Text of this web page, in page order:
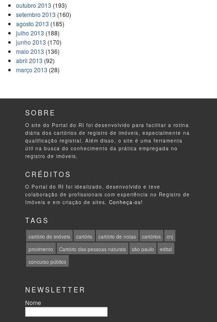
outubro 2013 (193)
setembro 2013 (160)
agosto 2013 (185)
julho 2013 (188)
junho 2013 (170)
maio 2013 (136)
abril 2013 (92)
março 2013 (28)
SOBRE
O site do Portal do RI foi desenvolvido para facilitar a rotina
diária dos cartórios de registro de imóveis, especialmente na
qualificação registral. Além disso, o site é uma ferramenta
útil na busca do conhecimento da prática empregada no
registro de imóveis.
CRÉDITOS
O Portal do RI foi idealizado, desenvolvido e teve
colaboração de profissionais com experiência no Registro de
Imóveis e em criação de sites.Conheça-os!
TAGS
cartório de imóveis cartório cartório de notas cartórios
cnj
provimento
Cartório das pessoas naturais são paulo
edital
concurso público
NEWSLETTER
Nome